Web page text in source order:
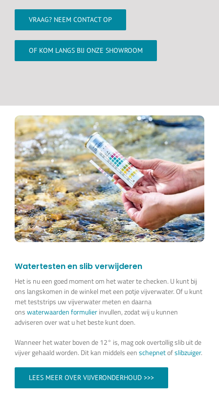
VRAAG? NEEM CONTACT OP
OF KOM LANGS BIJ ONZE SHOWROOM
Watertesten en slib verwijderen
Het is nu een goed moment om het water te checken. U kunt bij
ons langskomen in de winkel met een potje vijverwater. Of u kunt
met teststrips uw vijverwater meten en daarna
onswaterwaarden formulierinvullen, zodat wij u kunnen
adviseren over wat u het beste kunt doen.
Wanneer het water boven de 12° is, mag ook overtollig slib uit de
vijver gehaald worden. Dit kan middels eenschepnetofslibzuiger.
LEES MEER OVER VIJVERONDERHOUD >>>